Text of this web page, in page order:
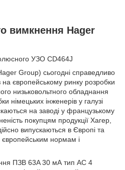
вимкнення Hager
Group) сьогодні справедливо
на європейському ринку розробки
низьковольтного обладнання
німецьких інженерів у галузі
на заводі у французькому
покупцям продукції Хагер,
випускаються в Європі та
європейським нормам і
ПЗВ 63A 30 мА тип AC 4